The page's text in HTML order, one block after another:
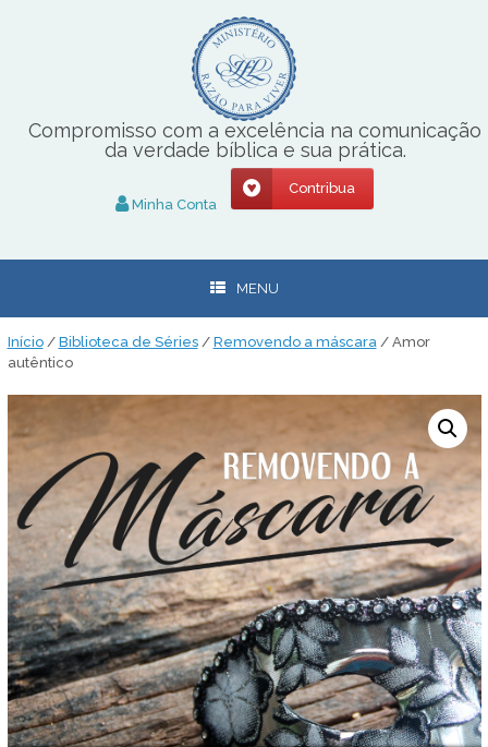
Compromisso com a excelência na comunicação
da verdade bíblica e sua prática.
Minha Conta
Contribua
MENU
Início/ Biblioteca de Séries/ Removendo a máscara / Amor
autêntico